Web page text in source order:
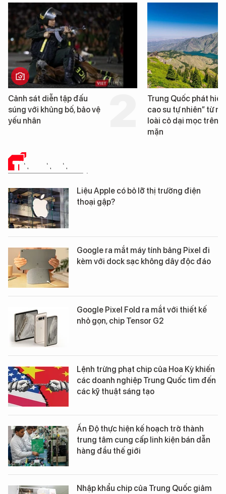
đấu
bảo vệ
Trung Quốc phát hiện “mỏ
cao su tự nhiên” từ một
loài cỏ dại mọc trên đất
TIN CÔNG NGHỆ
Liệu Apple có bỏ lỡ thị trường điện
thoại gập?
Google ra mắt máy tính bảng Pixel đi
kèm với dock sạc không dây độc đáo
Google Pixel Fold ra mắt với thiết kế
nhỏ gọn, chip Tensor G2
Lệnh trừng phạt chip của Hoa Kỳ khiến
các doanh nghiệp Trung Quốc tìm đến
các kỹ thuật sáng tạo
Ấn Độ thực hiện kế hoạch trở thành
trung tâm cung cấp linh kiện bán dẫn
hàng đầu thế giới
Nhập khẩu chip của Trung Quốc giảm